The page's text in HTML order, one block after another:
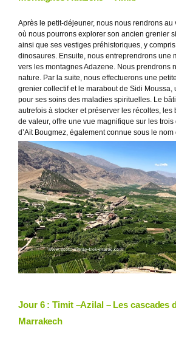
Après le petit-déjeuner, nous nous rendrons au
où nous pourrons explorer son ancien grenier
ainsi que ses vestiges préhistoriques, y
dinosaures. Ensuite, nous entreprendrons une
vers les montagnes Adazene. Nous prendrons
nature. Par la suite, nous effectuerons une
grenier collectif et le marabout de Sidi Moussa,
pour ses soins des maladies spirituelles. Le
autrefois à stocker et préserver les récoltes, les
de valeur, offre une vue magnifique sur les
d’Ait Bougmez, également connue sous le nom
Jour 6 : Timit –Azilal – Les cascades
Marrakech